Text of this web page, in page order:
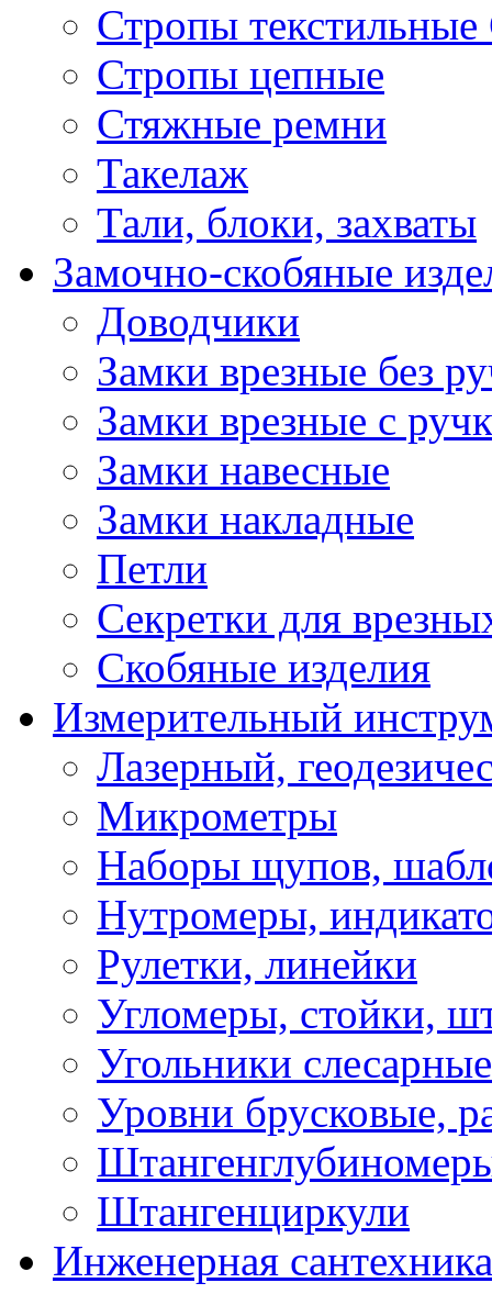
Стропы
Стропы цепные
Стяжные ремни
Такелаж
Тали, блоки, захваты
Замочно-скобяные
Доводчики
Замки врезные без
Замки врезные с
Замки навесные
Замки накладные
Петли
Секретки для
Скобяные изделия
Измерительный
Лазерный,
Микрометры
Наборы щупов,
Нутромеры,
Рулетки, линейки
Угломеры, стойки,
Угольники слесарные
Уровни брусковые,
Штангенциркули
Инженерная сантехника